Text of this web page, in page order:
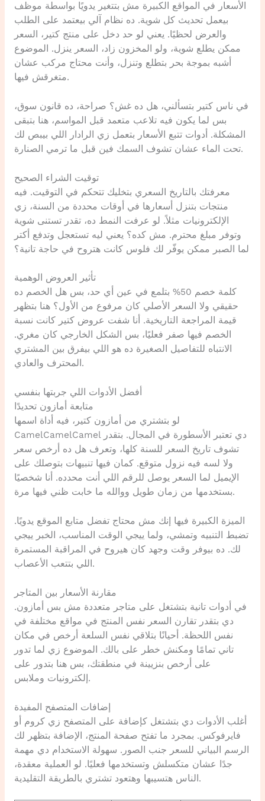
الأسعار في المواقع الكبيرة مش بتتغير يدويًا بواسطة موظف
بيعمل تحديث كل شوية. ده نظام آلي بيعتمد على الطلب
والعرض لحظيًا. يعني لو حد دخل على منتج كتير، السعر
ممكن يطلع شوية، ولو المخزون زاد، السعر ينزل. الموضوع
أشبه بموجة بحر بتطلع وتنزل، وأنت محتاج مركب عشان
متغرقش فيها.
في ناس كتير بتسألني، هل ده غش؟ صراحة، ده قانون سوق،
بس لما يكون فيه تلاعب متعمد قبل المواسم، هنا بتبقى
المشكلة. أدوات تتبع الأسعار بتعمل زي الرادار اللي بيبص لك
تحت الماء عشان تشوف السمك فين قبل ما ترمي الصنارة.
توقيت الشراء الصحيح
معرفتك بالتاريخ السعري بتخليك تتحكم في التوقيت. فيه
منتجات بتنزل أسعارها في أوقات محددة من السنة، زي
الإلكترونيات مثلاً. لو عرفت النمط ده، تقدر تستنى شوية
وتوفر مبلغ محترم. مش كده؟ يعني ليه تستعجل وتدفع أكتر
لما الصبر ممكن يوفّر لك فلوس كانت هتروح في حاجة تانية؟
تأثير العروض الوهمية
كلمة خصم 50% بتلمع في عين أي حد، بس هل الخصم ده
حقيقي ولا السعر الأصلي كان مرفوع من الأول؟ هنا بتظهر
قيمة المراجعة التاريخية. أنا شفت عروض كتير كانت نسبة
الخصم فيها صفر فعليًا، بس الشكل الخارجي كان مغري.
الانتباه للتفاصيل الصغيرة ده هو اللي بيفرق بين المشتري
المحترف والعادي.
أفضل الأدوات اللي جربتها بنفسي
متابعة أمازون تحديدًا
لو بتشتري من أمازون كتير، فيه أداة اسمها
CamelCamelCamel دي تعتبر الأسطورة في المجال. بتقدر
تشوف تاريخ السعر للسنة كلها، وتعرف هل ده أرخص سعر
ولا لسه فيه نزول متوقع. كمان فيها تنبيهات بتوصلك على
الإيميل لما السعر يوصل للرقم اللي أنت محدده. أنا شخصيًا
بستخدمها من زمان طويل ووالله ما خابت ظني فيها مرة.
الميزة الكبيرة فيها إنك مش محتاج تفضل متابع الموقع يدويًا.
تضبط التنبيه وتمشي، ولما ييجي الوقت المناسب، الخبر ييجي
لك. ده بيوفر وقت وجهد كان هيروح في المراقبة المستمرة
اللي بتتعب الأعصاب.
مقارنة الأسعار بين المتاجر
في أدوات تانية بتشتغل على متاجر متعددة مش بس أمازون.
دي بتقدر تقارن السعر نفس المنتج في مواقع مختلفة في
نفس اللحظة. أحيانًا بتلاقي نفس السلعة أرخص في مكان
تاني تمامًا ومكنش خطر على بالك. الموضوع زي لما تدور
على أرخص بنزيينة في منطقتك، بس هنا بتدور على
إلكترونيات وملابس.
إضافات المتصفح المفيدة
أغلب الأدوات دي بتشتغل كإضافة على المتصفح زي كروم أو
فايرفوكس. بمجرد ما تفتح صفحة المنتج، الإضافة بتظهر لك
الرسم البياني للسعر جنب الصور. سهولة الاستخدام دي مهمة
جدًا عشان متكسلش وتستخدمها فعليًا. لو العملية معقدة،
الناس هتسيبها وهتعود تشتري بالطريقة التقليدية.